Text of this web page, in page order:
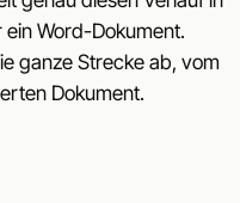
Word-Dokument.
ganze Strecke ab, vom
Dokument.